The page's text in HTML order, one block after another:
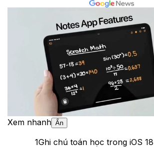
Xem nhanh Ẩn
1Ghi chú toán học trong iOS